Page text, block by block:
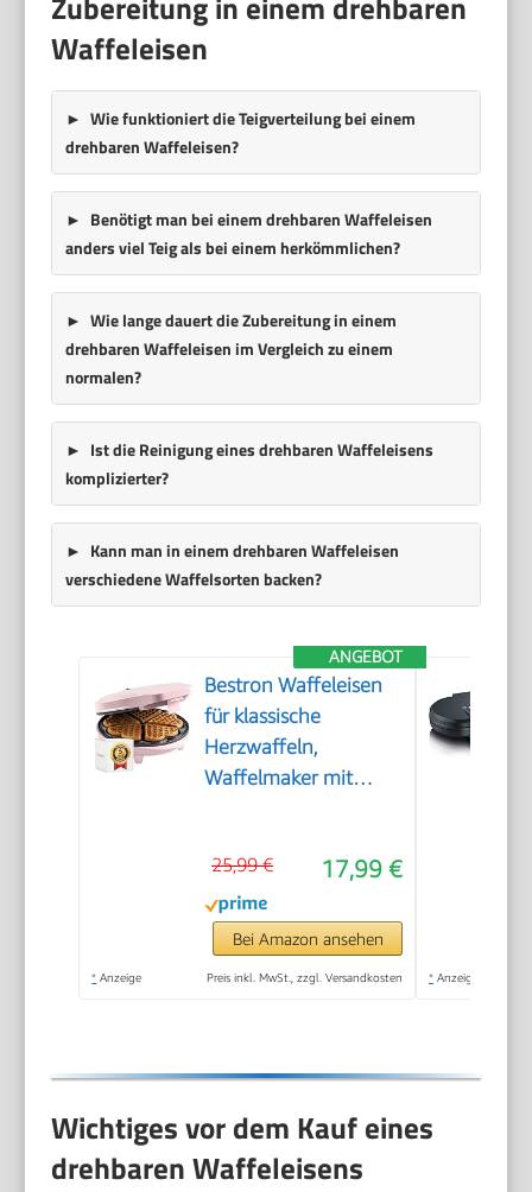
Waffeleisen
Wie funktioniert die Teigverteilung bei einem
drehbaren Waffeleisen?
Benötigt man bei einem drehbaren Waffeleisen
anders viel Teig als bei einem herkömmlichen?
Wie lange dauert die Zubereitung in einem
drehbaren Waffeleisen im Vergleich zu einem
normalen?
Ist die Reinigung eines drehbaren Waffeleisens
komplizierter?
Kann man in einem drehbaren Waffeleisen
verschiedene Waffelsorten backen?
ANGEBOT
Bestron Waffeleisen
für klassische
Herzwaffeln,
Waffelmaker mit
Herzform, Retro
Design, inklusive
Rezeptvorschläge,
700 Watt, Farbe: Rosa
17,99 €
25,99 €
Bei Amazon ansehen
* Anzeige Preis inkl. MwSt., zzgl. Versandkosten * Anzeige
Wichtiges vor dem Kauf eines
drehbaren Waffeleisens